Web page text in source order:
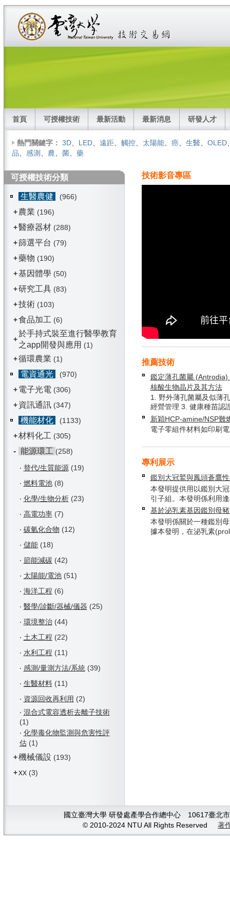
首頁 可授權技術 最新活動 最新消息 研發人才
熱門關鍵字： 3D、 LED、 遠距、 觸控、 太陽能、 癌、 生醫、 OLED
品、 感測 、 農、 菌、 藥
可授權技術分類
生醫農健
(966)
+ 農業 (196)
+醫療器材 (288)
+篩選平台 (79)
+藥物 (190)
+基因體學 (50)
+研究工具(83)
+技術(103)
+食品加工 (6)
+
於手持式裝至進行醫學教育
之app開發與應用 (1)
+循環農業 (1)
電資通光
(970)
+ 電子光電 (306)
+ 資訊通訊(347)
機能材化
(1133)
+材料化工 (305)
- 能源環工 (258)
‧ 替代/生質能源(19)
‧ 燃料電池(8)
‧ 化學/生物分析(23)
‧ 高電功率(7)
‧ 碳氫化合物 (12)
‧ 儲能(18)
‧ 節能減碳 (42)
‧ 太陽能/電池(51)
‧ 海洋工程 (6)
‧ 醫學/診斷/器械/儀器 (25)
‧ 環境整治(44)
‧ 土木工程 (22)
‧ 水利工程 (11)
‧ 感測/量測方法/系統(39)
‧ 生醫材料(11)
‧ 資源回收再利用 (2)
‧ 混合式電容透析去離子技術
(1)
‧ 化學毒化物監測與危害性評
估(1)
+機械儀設 (193)
+xx(3)
技術影音專區
推薦技術
鑑定薄孔菌屬
核酸生物晶片及其方法
1. 野外薄孔菌屬及似薄
經營管理 3. 健康種苗認
新穎HCP-amine/NSP難
電子零組件材料如印刷
專利展示
鑑別大冠鷲與鳳頭蒼鷹
本發明提供用以鑑別大
引子組。本發明係利用
基於泌乳素基因鑑別母
本發明係關於一種鑑別
據本發明，在泌乳素
國立臺灣大學 研發處產學合作總中心 10617臺
© 2010-2024 NTU All Rights Reserved 著